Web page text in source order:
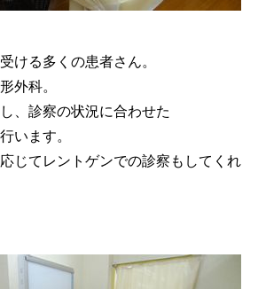
ける多くの患者さん。
外科。
、診察の状況に合わせた
います。
じてレントゲンでの診察もしてくれ